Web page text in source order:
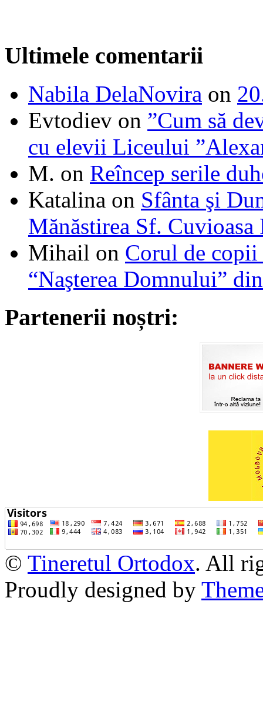
Ultimele comentarii
Nabila DelaNovira on
Evtodiev on ”Cum să
cu elevii Liceului
M. on Reîncep serile
Katalina on Sfânta şi
Mănăstirea Sf. Cuvioasa
Mihail on Corul de
“Naşterea Domnului”
Partenerii noștri:
© Tineretul Ortodox. All
Proudly designed by